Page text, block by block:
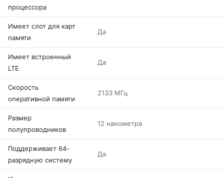
процессора
Имеет слот для карт
памяти
Да
Имеет встроенный
LTE
Да
Скорость
оперативной памяти
2133 МГц
Размер
полупроводников
12 нанометра
Поддерживает 64-
разрядную систему
Да